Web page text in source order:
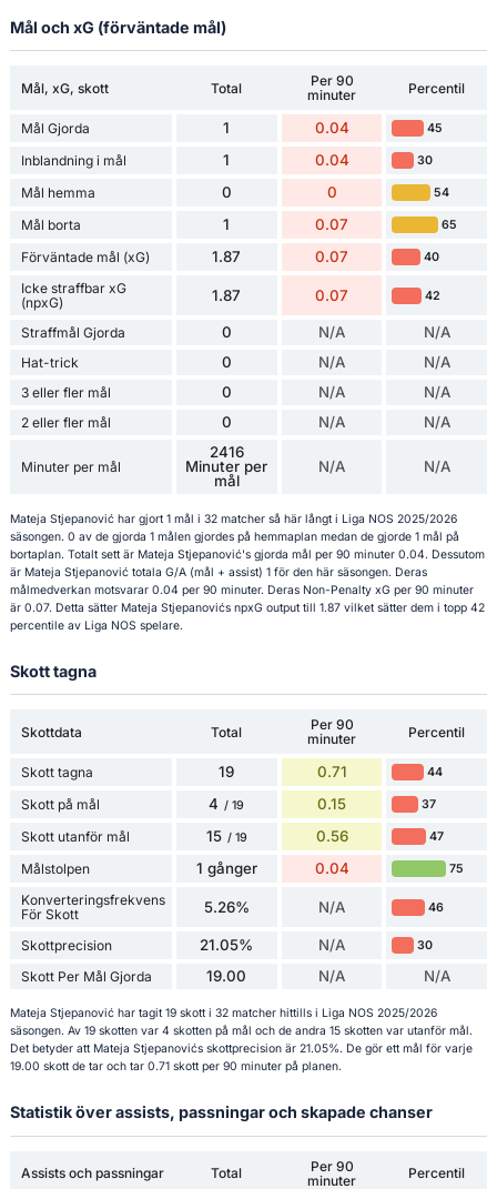
Mål och xG (förväntade mål)
Mål, xG, skott Total
Per 90
minuter
Percentil
Mål Gjorda 1 0.04 45
Inblandning i mål 1 0.04 30
Mål hemma 0 0 54
Mål borta 1 0.07 65
Förväntade mål (xG) 1.87 0.07 40
Icke straffbar xG
(npxG)
1.87 0.07 42
Straffmål Gjorda 0 N/A N/A
Hat-trick 0 N/A N/A
3 eller fler mål 0 N/A N/A
2 eller fler mål 0 N/A N/A
Minuter per mål
2416
Minuter per
mål
N/A N/A
Mateja Stjepanović har gjort 1 mål i 32 matcher så här långt i Liga NOS 2025/2026
säsongen. 0 av de gjorda 1 målen gjordes på hemmaplan medan de gjorde 1 mål på
bortaplan. Totalt sett är Mateja Stjepanović's gjorda mål per 90 minuter 0.04. Dessutom
är Mateja Stjepanović totala G/A (mål + assist) 1 för den här säsongen. Deras
målmedverkan motsvarar 0.04 per 90 minuter. Deras Non-Penalty xG per 90 minuter
är 0.07. Detta sätter Mateja Stjepanovićs npxG output till 1.87 vilket sätter dem i topp 42
percentile av Liga NOS spelare.
Skott tagna
Skottdata Total
Per 90
minuter
Percentil
Skott tagna 19 0.71 44
Skott på mål 4 / 19 0.15 37
Skott utanför mål 15 / 19 0.56 47
Målstolpen 1 gånger 0.04 75
Konverteringsfrekvens
För Skott
5.26% N/A 46
Skottprecision 21.05% N/A 30
Skott Per Mål Gjorda 19.00 N/A N/A
Mateja Stjepanović har tagit 19 skott i 32 matcher hittills i Liga NOS 2025/2026
säsongen. Av 19 skotten var 4 skotten på mål och de andra 15 skotten var utanför mål.
Det betyder att Mateja Stjepanovićs skottprecision är 21.05%. De gör ett mål för varje
19.00 skott de tar och tar 0.71 skott per 90 minuter på planen.
Statistik över assists, passningar och skapade chanser
Assists och passningar Total
Per 90
minuter
Percentil